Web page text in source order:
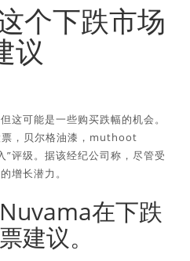
个下跌市场
议
这可能是一些购买跌幅的机会。
，贝尔格油漆，muthoot
评级。据该经纪公司称，尽管受
增长潜力。
在下跌
建议。